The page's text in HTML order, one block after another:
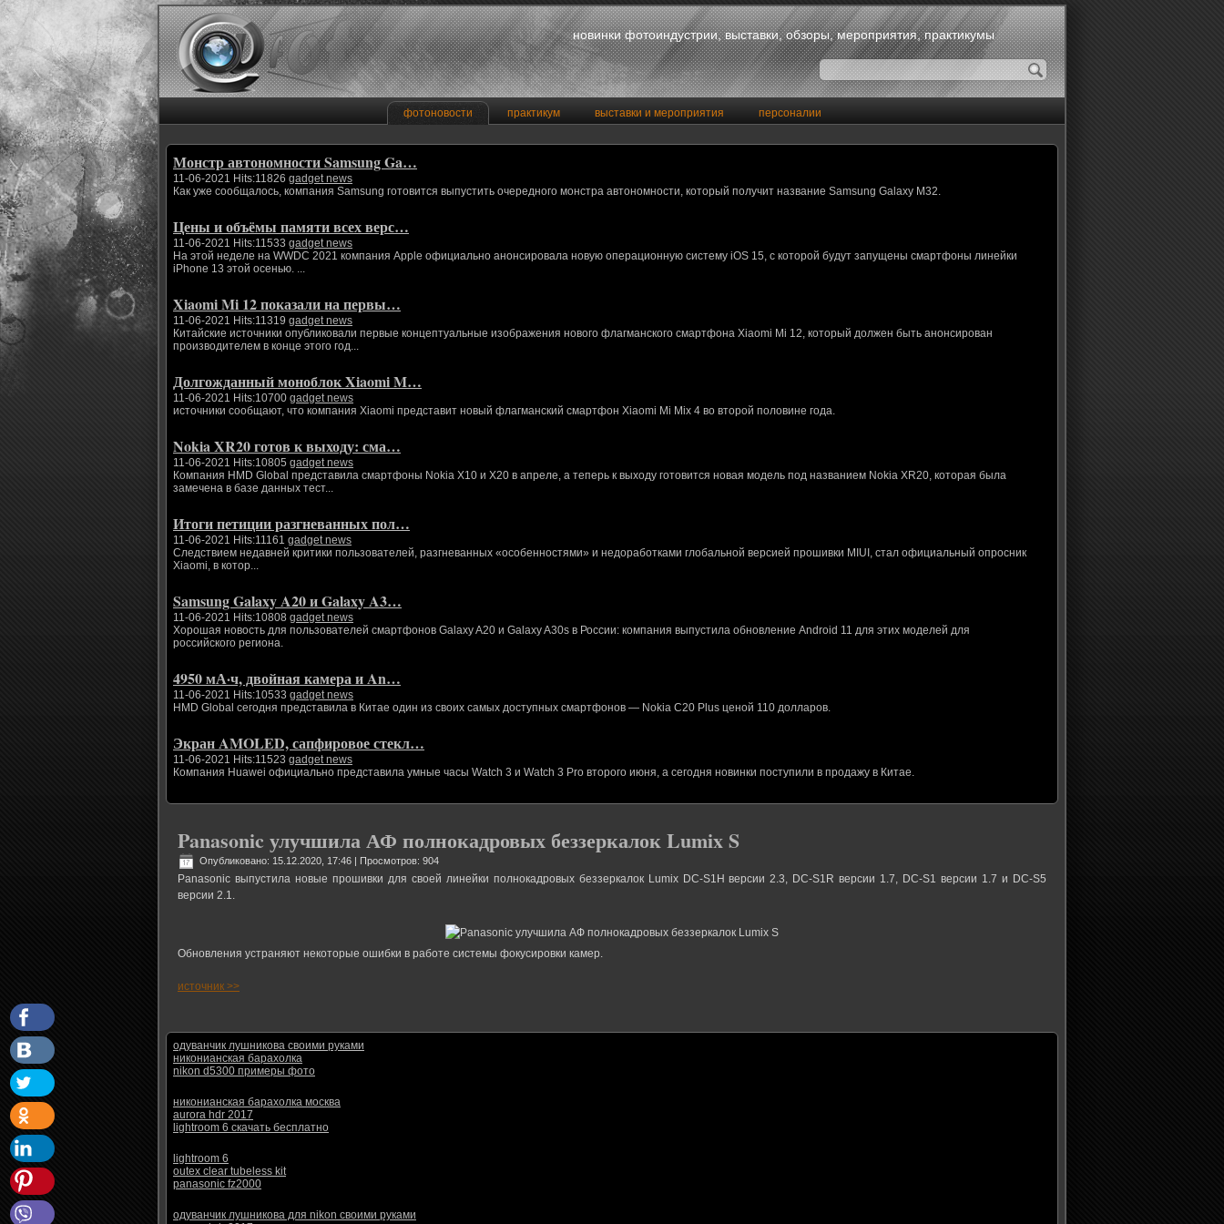
новинки фотоиндустрии, выставки, обзоры, мероприятия, практикумы
фотоновости практикум выставки и мероприятия персоналии
Монстр автономности Samsung Ga…
11-06-2021 Hits:11826 gadget news
Как уже сообщалось, компания Samsung готовится выпустить очередного монстра автономности, который получит название Samsung Galaxy M32.
Цены и объёмы памяти всех верс…
11-06-2021 Hits:11533 gadget news
На этой неделе на WWDC 2021 компания Apple официально анонсировала новую операционную систему iOS 15, с которой будут запущены смартфоны линейки
iPhone 13 этой осенью. ...
Xiaomi Mi 12 показали на первы…
11-06-2021 Hits:11319 gadget news
Китайские источники опубликовали первые концептуальные изображения нового флагманского смартфона Xiaomi Mi 12, который должен быть анонсирован
производителем в конце этого год...
Долгожданный моноблок Xiaomi M…
11-06-2021 Hits:10700 gadget news
источники сообщают, что компания Xiaomi представит новый флагманский смартфон Xiaomi Mi Mix 4 во второй половине года.
Nokia XR20 готов к выходу: сма…
11-06-2021 Hits:10805 gadget news
Компания HMD Global представила смартфоны Nokia X10 и X20 в апреле, а теперь к выходу готовится новая модель под названием Nokia XR20, которая была
замечена в базе данных тест...
Итоги петиции разгневанных пол…
11-06-2021 Hits:11161 gadget news
Следствием недавней критики пользователей, разгневанных «особенностями» и недоработками глобальной версией прошивки MIUI, стал официальный опросник
Xiaomi, в котор...
Samsung Galaxy A20 и Galaxy A3…
11-06-2021 Hits:10808 gadget news
Хорошая новость для пользователей смартфонов Galaxy A20 и Galaxy A30s в России: компания выпустила обновление Android 11 для этих моделей для
российского региона.
4950 мА·ч, двойная камера и An…
11-06-2021 Hits:10533 gadget news
HMD Global сегодня представила в Китае один из своих самых доступных смартфонов — Nokia C20 Plus ценой 110 долларов.
Экран AMOLED, сапфировое стекл…
11-06-2021 Hits:11523 gadget news
Компания Huawei официально представила умные часы Watch 3 и Watch 3 Pro второго июня, а сегодня новинки поступили в продажу в Китае.
Panasonic улучшила АФ полнокадровых беззеркалок Lumix S
Опубликовано: 15.12.2020, 17:46 | Просмотров: 904
Panasonic выпустила новые прошивки для своей линейки полнокадровых беззеркалок Lumix DC-S1H версии 2.3, DC-S1R версии 1.7, DC-S1 версии 1.7 и DC-S5
версии 2.1.
Обновления устраняют некоторые ошибки в работе системы фокусировки камер.
источник >>
одуванчик лушникова своими руками
никонианская барахолка
nikon d5300 примеры фото
никонианская барахолка москва
aurora hdr 2017
lightroom 6 скачать бесплатно
lightroom 6
outex clear tubeless kit
panasonic fz2000
одуванчик лушникова для nikon своими руками